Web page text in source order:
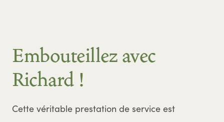
Embouteillez avec
Richard !
Cette véritable prestation de service est